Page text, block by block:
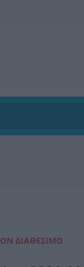
ΔΙΑΘΈΣΙΜΟ